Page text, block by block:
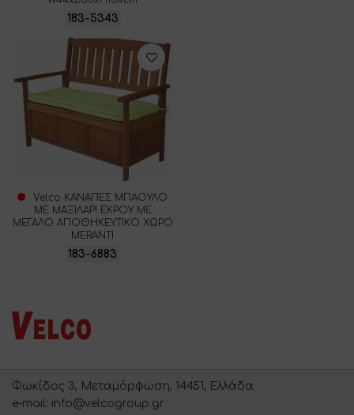
183-5343
Velco ΚΑΝΑΠΕΣ ΜΠΑΟΥΛΟ
ΜΕ ΜΑΞΙΛΑΡΙ ΕΚΡΟΥ ΜΕ
ΜΕΓΑΛΟ ΑΠΟΘΗΚΕΥΤΙΚΟ ΧΩΡΟ
MERANTI
183-6883
Φωκίδος 3, Μεταμόρφωση, 14451, Ελλάδα
e-mail: info@velcogroup.gr